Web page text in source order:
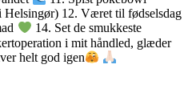
Helsingør) 12. Været til fødselsdag
14. Set de smukkeste
i mit håndled, glæder
helt god igen